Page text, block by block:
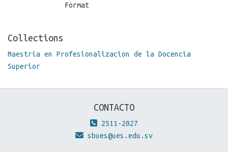
Format
Collections
Maestría en Profesionalizacion de la Docencia
Superior
CONTACTO
2511-2027
sbues@ues.edu.sv